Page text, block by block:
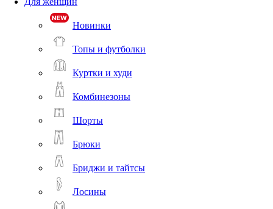
Новинки
Топы и футболки
Куртки и худи
Комбинезоны
Шорты
Брюки
Бриджи и тайтсы
Лосины